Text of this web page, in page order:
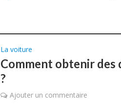
La voiture
Comment obtenir
?
Ajouter un commentaire